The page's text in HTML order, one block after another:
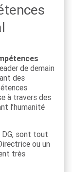
de demain
des
à travers des
l’humanité
DG, sont tout
ou un
très